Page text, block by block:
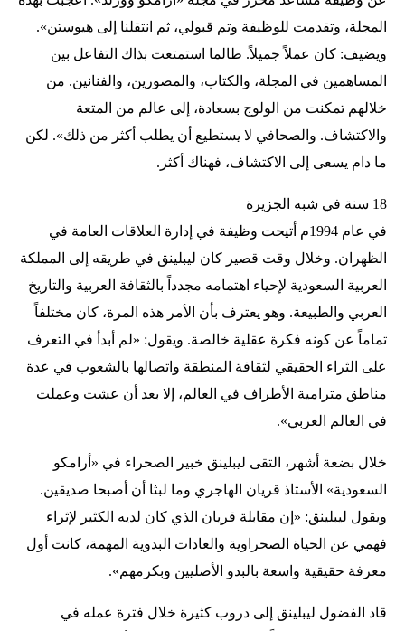
المجلة، وتقدمت للوظيفة وتم قبولي، ثم انتقلنا إلى هيوستن».
ويضيف: كان عملاً جميلاً. طالما استمتعت بذاك التفاعل بين
المساهمين في المجلة، والكتاب، والمصورين، والفنانين. من
خلالهم تمكنت من الولوج بسعادة، إلى عالم من المتعة
والاكتشاف. والصحافي لا يستطيع أن يطلب أكثر من ذلك». لكن
ما دام يسعى إلى الاكتشاف، فهناك أكثر.
18 سنة في شبه الجزيرة
في عام 1994م أتيحت وظيفة في إدارة العلاقات العامة في
الظهران. وخلال وقت قصير كان ليبلينق في طريقه إلى المملكة
العربية السعودية لإحياء اهتمامه مجدداً بالثقافة العربية والتاريخ
العربي والطبيعة. وهو يعترف بأن الأمر هذه المرة، كان مختلفاً
تماماً عن كونه فكرة عقلية خالصة. ويقول: «لم أبدأ في التعرف
على الثراء الحقيقي لثقافة المنطقة واتصالها بالشعوب في عدة
مناطق مترامية الأطراف في العالم، إلا بعد أن عشت وعملت
في العالم العربي».
خلال بضعة أشهر، التقى ليبلينق خبير الصحراء في «أرامكو
السعودية» الأستاذ قريان الهاجري وما لبثا أن أصبحا صديقين.
ويقول ليبلينق: «إن مقابلة قريان الذي كان لديه الكثير لإثراء
فهمي عن الحياة الصحراوية والعادات البدوية المهمة، كانت أول
معرفة حقيقية واسعة بالبدو الأصليين وبكرمهم».
قاد الفضول ليبلينق إلى دروب كثيرة خلال فترة عمله في